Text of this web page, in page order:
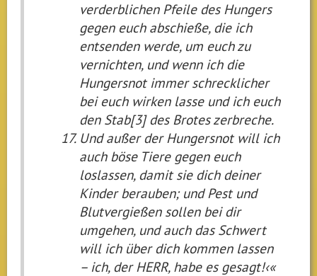
verderblichen Pfeile des Hungers
gegen euch abschieße, die ich
entsenden werde, um euch zu
vernichten, und wenn ich die
Hungersnot immer schrecklicher
bei euch wirken lasse und ich euch
den Stab[3] des Brotes zerbreche.
Und außer der Hungersnot will ich
auch böse Tiere gegen euch
loslassen, damit sie dich deiner
Kinder berauben; und Pest und
Blutvergießen sollen bei dir
umgehen, und auch das Schwert
will ich über dich kommen lassen
– ich, der HERR, habe es gesagt!‹«